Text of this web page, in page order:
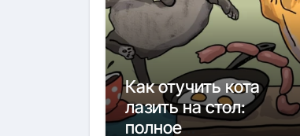
Как отучить кота
лазить на стол:
полное